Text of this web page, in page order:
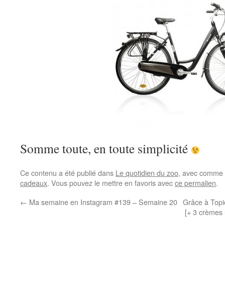
Somme toute, en toute simplicité
Ce contenu a été publié dans Le quotidien du zoo, avec
cadeaux. Vous pouvez le mettre en favoris avecce permalien.
← Ma semaine en Instagram #139 – Semaine 20 Grâce à
[+ 3